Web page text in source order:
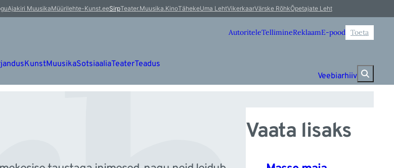
Ajakiri MuusikaMüürilehte-Kunst.eeSirpTeater.Muusika.KinoTähekeUma LehtVikerkaarVärske RõhkÕpetajate Leht
AutoriteleTellimineReklaamE-pood Toeta
KunstMuusikaSotsiaaliaTeaterTeadus
Veebiarhiiv
Vaata lisaks